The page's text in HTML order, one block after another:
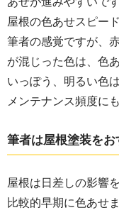
屋根の色あせスピー
筆者の感覚ですが、
が混じった色は、色
いっぽう、明るい色
メンテナンス頻度に
筆者は屋根塗装を
屋根は日差しの影響
比較的早期に色あせま